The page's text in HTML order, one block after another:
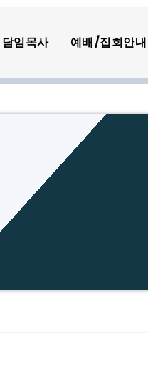
담임목사 예배/집회안내